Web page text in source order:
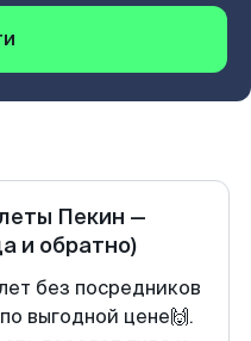
Пекин —
и обратно)
без посредников
выгодной цене🙌.